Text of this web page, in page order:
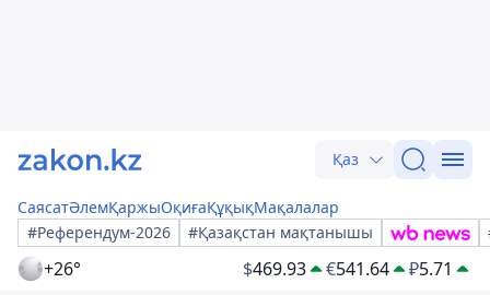
Қаз
СаясатӘлемҚаржыОқиғаҚұқықМақалалар
#Референдум-2026
#Қазақстан мақтанышы
+26° $469.93 €541.64 ₽5.71